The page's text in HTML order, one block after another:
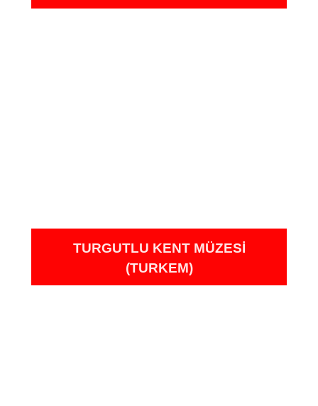
TURGUTLU KENT MÜZESI
(TURKEM)